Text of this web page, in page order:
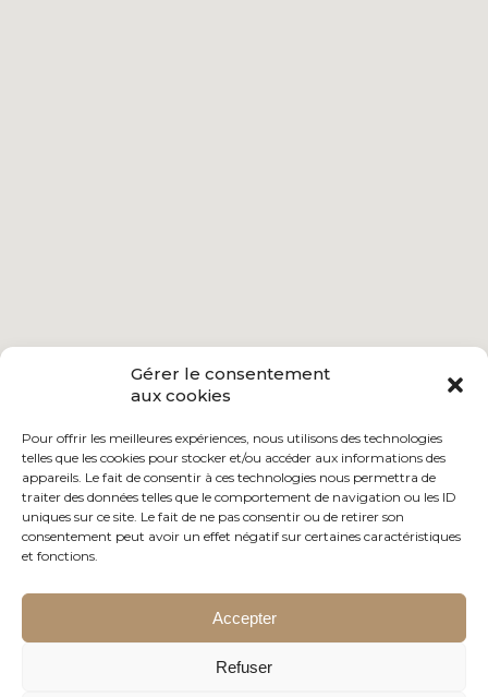
Gérer le consentement
aux cookies
Pour offrir les meilleures expériences, nous utilisons des technologies
telles que les cookies pour stocker et/ou accéder aux informations des
appareils. Le fait de consentir à ces technologies nous permettra de
traiter des données telles que le comportement de navigation ou les ID
uniques sur ce site. Le fait de ne pas consentir ou de retirer son
consentement peut avoir un effet négatif sur certaines caractéristiques
et fonctions.
Accepter
Refuser